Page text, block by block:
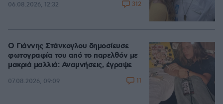
06.08.2026, 12:32 312
Ο Γιάννης Στάνκογλου δημοσίευσε
φωτογραφία του από το παρελθόν με
μακριά μαλλιά: Αναμνήσεις, έγραψε
07.08.2026, 09:09 11